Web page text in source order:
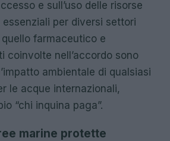
e sull’uso delle risorse
per diversi settori
farmaceutico e
coinvolte nell’accordo sono
ambientale di qualsiasi
le acque internazionali,
“chi inquina paga”.
marine protette